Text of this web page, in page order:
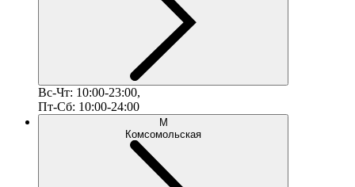
Вс-Чт: 10:00-23:00,
Пт-Сб: 10:00-24:00
М
Комсомольская